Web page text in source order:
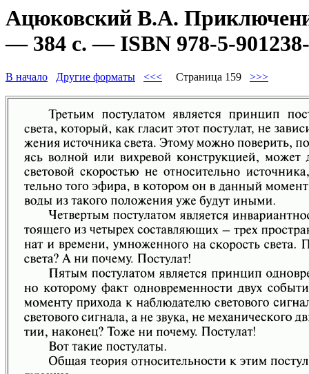
Ацюковский В.А.
— 384 с. — ISBN 978-5-
В начало Другие форматы <<< Страница 159 >>>